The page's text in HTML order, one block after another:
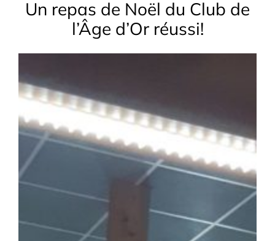
Un repas de Noël du Club de
l’Âge d’Or réussi!